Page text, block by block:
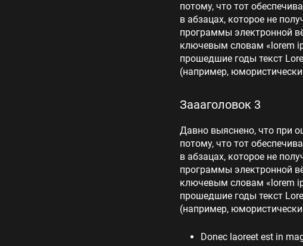
потому, что тот
в абзацах, которое не
программы электронной
ключевым словам «lorem
прошедшие годы текст
(например,
Заааголовок 3
Давно выяснено, что при
потому, что тот
в абзацах, которое не
программы электронной
ключевым словам «lorem
прошедшие годы текст
(например,
Donec laoreet est in